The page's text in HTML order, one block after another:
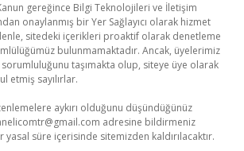
gereğince Bilgi Teknolojileri ve İletişim
onaylanmış bir Yer Sağlayıcı olarak hizmet
sitedeki içerikleri proaktif olarak denetleme
bulunmamaktadır. Ancak, üyelerimiz
sorumluluğunu taşımakta olup, siteye üye olarak
etmiş sayılırlar.
aykırı olduğunu düşündüğünüz
adresine bildirmeniz
süre içerisinde sitemizden kaldırılacaktır.